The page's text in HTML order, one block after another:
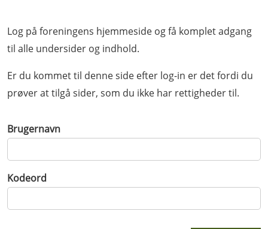
Log på foreningens hjemmeside og få komplet adgang
til alle undersider og indhold.
Er du kommet til denne side efter log-in er det fordi du
prøver at tilgå sider, som du ikke har rettigheder til.
Brugernavn
Kodeord